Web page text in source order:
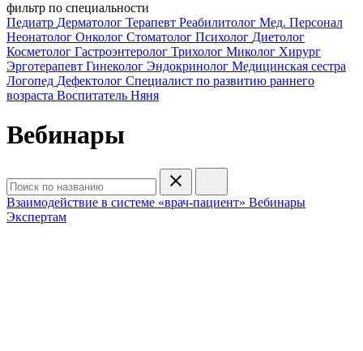
фильтр по специальности
Педиатр Дерматолог Терапевт Реабилитолог Мед. Персонал
Неонатолог Онколог Стоматолог Психолог Диетолог
Косметолог Гастроэнтеролог Трихолог Миколог Хирург
Эрготерапевт Гинеколог Эндокринолог Медицинская сестра
Логопед Дефектолог Специалист по развитию раннего
возраста Воспитатель Няня
Вебинары
Взаимодействие в системе «врач-пациент» Вебинары
Экспертам